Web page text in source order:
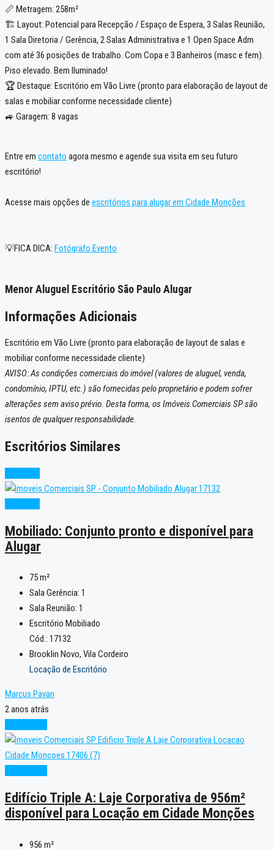
📏 Metragem: 258m²
🏗️ Layout: Potencial para Recepção / Espaço de Espera, 3 Salas Reunião,
1 Sala Diretoria / Gerência, 2 Salas Administrativa e 1 Open Space Adm
com até 36 posições de trabalho. Com Copa e 3 Banheiros (masc e fem).
Piso elevado. Bem Iluminado!
🏆 Destaque: Escritório em Vão Livre (pronto para elaboração de layout de
salas e mobiliar conforme necessidade cliente)
🚙 Garagem: 8 vagas
Entre em contato agora mesmo e agende sua visita em seu futuro
escritório!
Acesse mais opções de escritórios para alugar em Cidade Monções
💡FICA DICA: Fotógrafo Evento
Menor Aluguel Escritório São Paulo Alugar
Informações Adicionais
Escritório em Vão Livre (pronto para elaboração de layout de salas e
mobiliar conforme necessidade cliente)
AVISO: As condições comerciais do imóvel (valores de aluguel, venda,
condomínio, IPTU, etc.) são fornecidas pelo proprietário e podem sofrer
alterações sem aviso prévio. Desta forma, os Imóveis Comerciais SP são
isentos de qualquer responsabilidade.
Escritórios Similares
Mobiliado: Conjunto pronto e disponível para
Alugar
75m²
Sala Gerência: 1
Sala Reunião: 1
Escritório Mobiliado
Cód.: 17132
Brooklin Novo, Vila Cordeiro
Locação de Escritório
Marcus Pavan
2 anos atrás
Edifício Triple A: Laje Corporativa de 956m²
disponível para Locação em Cidade Monções
956 m²